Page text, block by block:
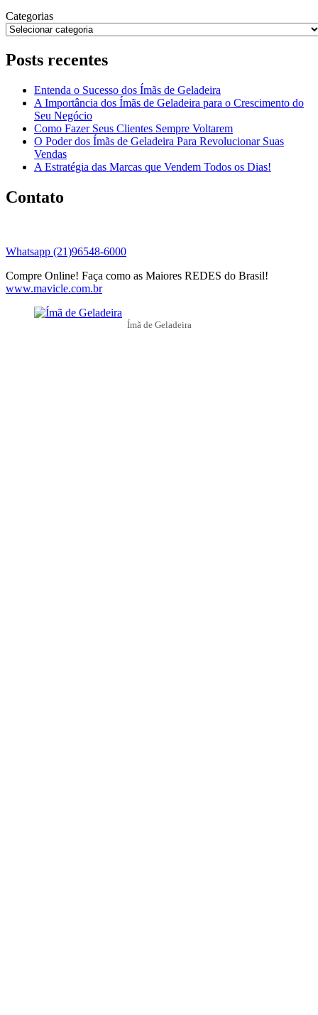
Categorias
Posts recentes
Entenda o Sucesso dos Ímãs de Geladeira
A Importância dos Ímãs de Geladeira para o Crescimento do
Seu Negócio
Como Fazer Seus Clientes Sempre Voltarem
O Poder dos Ímãs de Geladeira Para Revolucionar Suas
Vendas
A Estratégia das Marcas que Vendem Todos os Dias!
Contato
Whatsapp (21)96548-6000
Compre Online! Faça como as Maiores REDES do Brasil!
www.mavicle.com.br
Ímã de Geladeira